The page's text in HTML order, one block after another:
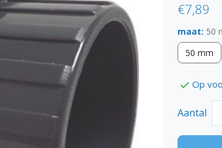
€7,89
maat: 50
50 mm
Op
Aantal